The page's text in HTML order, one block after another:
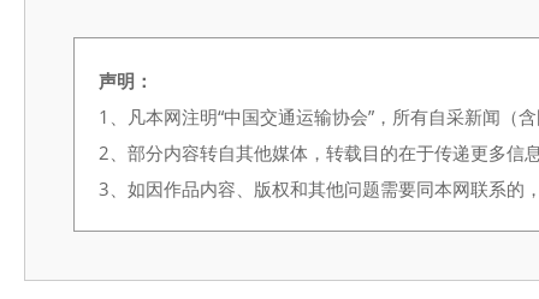
声明：
1、凡本网注明“中国交通运输协会”，所有自采新闻（
2、部分内容转自其他媒体，转载目的在于传递更多信
3、如因作品内容、版权和其他问题需要同本网联系